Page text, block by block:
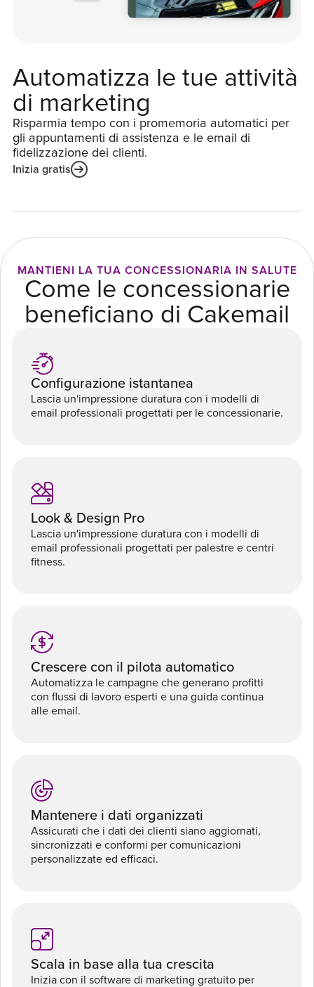
Automatizza le tue attività
di marketing
Risparmia tempo con i promemoria automatici per
gli appuntamenti di assistenza e le email di
fidelizzazione dei clienti.
Inizia gratis
MANTIENI LA TUA CONCESSIONARIA IN SALUTE
Come le concessionarie
beneficiano di Cakemail
Configurazione istantanea
Lascia un'impressione duratura con i modelli di
email professionali progettati per le concessionarie.
Look & Design Pro
Lascia un'impressione duratura con i modelli di
email professionali progettati per palestre e centri
fitness.
Crescere con il pilota automatico
Automatizza le campagne che generano profitti
con flussi di lavoro esperti e una guida continua
alle email.
Mantenere i dati organizzati
Assicurati che i dati dei clienti siano aggiornati,
sincronizzati e conformi per comunicazioni
personalizzate ed efficaci.
Scala in base alla tua crescita
Inizia con il software di marketing gratuito per